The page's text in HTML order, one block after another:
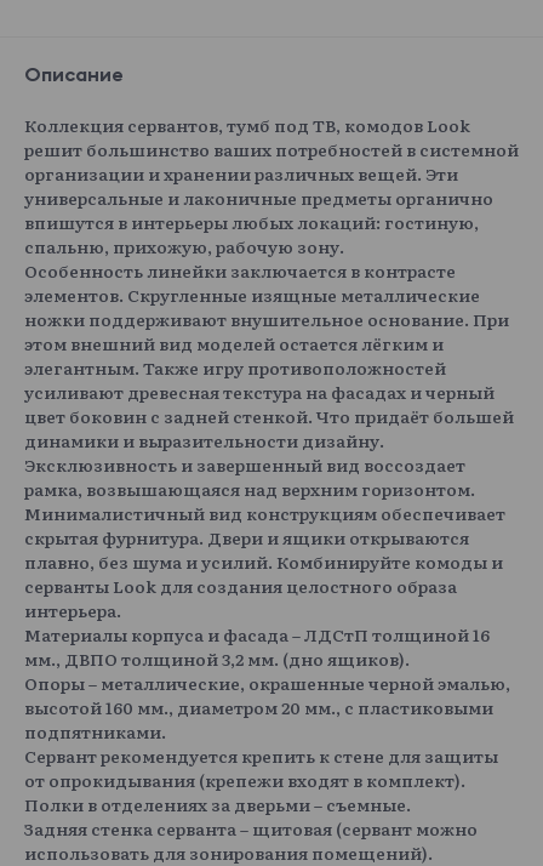
Описание
Коллекция сервантов, тумб под ТВ, комодов Look
решит большинство ваших потребностей в системной
организации и хранении различных вещей. Эти
универсальные и лаконичные предметы органично
впишутся в интерьеры любых локаций: гостиную,
спальню, прихожую, рабочую зону.
Особенность линейки заключается в контрасте
элементов. Скругленные изящные металлические
ножки поддерживают внушительное основание. При
этом внешний вид моделей остается лёгким и
элегантным. Также игру противоположностей
усиливают древесная текстура на фасадах и черный
цвет боковин с задней стенкой. Что придаёт большей
динамики и выразительности дизайну.
Эксклюзивность и завершенный вид воссоздает
рамка, возвышающаяся над верхним горизонтом.
Минималистичный вид конструкциям обеспечивает
скрытая фурнитура. Двери и ящики открываются
плавно, без шума и усилий. Комбинируйте комоды и
серванты Look для создания целостного образа
интерьера.
Материалы корпуса и фасада – ЛДСтП толщиной 16
мм., ДВПО толщиной 3,2 мм. (дно ящиков).
Опоры – металлические, окрашенные черной эмалью,
высотой 160 мм., диаметром 20 мм., с пластиковыми
подпятниками.
Сервант рекомендуется крепить к стене для защиты
от опрокидывания (крепежи входят в комплект).
Полки в отделениях за дверьми – съемные.
Задняя стенка серванта – щитовая (сервант можно
использовать для зонирования помещений).